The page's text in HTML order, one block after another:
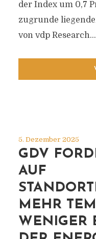
der Index um 0,7
zugrunde
von vdp Research...
5. Dezember 2025
GDV
AUF
MEHR
WENIGER